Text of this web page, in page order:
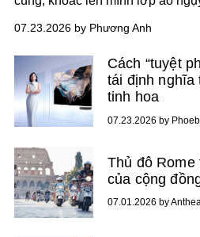
07.23.2026 by Phương Anh
Cách “tuyệt
tái định nghĩa
tinh hoa
07.23.2026 by
Thủ đô
của cộng
07.01.2026 by